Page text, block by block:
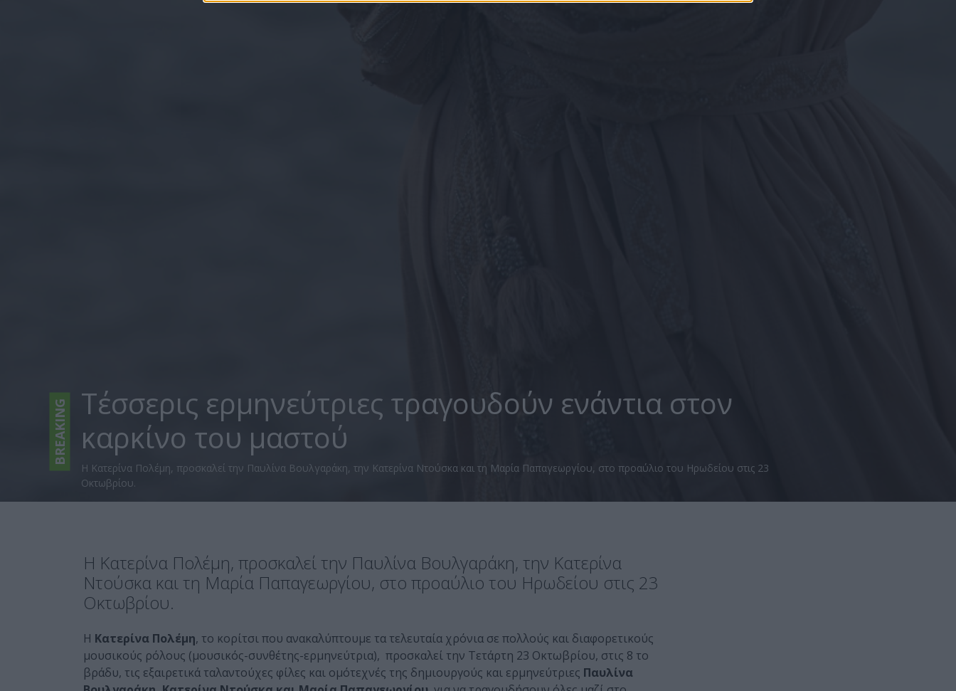
Τέσσερις ερμηνεύτριες τραγουδούν ενάντια στον
καρκίνο του μαστού
Η Κατερίνα Πολέμη, προσκαλεί την Παυλίνα Βουλγαράκη, την Κατερίνα Ντούσκα και τη Μαρία Παπαγεωργίου, στο προαύλιο του Ηρωδείου στις 23
Οκτωβρίου.
BREAKING
Η Κατερίνα Πολέμη, προσκαλεί την Παυλίνα Βουλγαράκη, την Κατερίνα
Ντούσκα και τη Μαρία Παπαγεωργίου, στο προαύλιο του Ηρωδείου στις 23
Οκτωβρίου.
Η Κατερίνα Πολέμη, το κορίτσι που ανακαλύπτουμε τα τελευταία χρόνια σε πολλούς και διαφορετικούς
μουσικούς ρόλους (μουσικός-συνθέτης-ερμηνεύτρια), προσκαλεί την Τετάρτη 23 Οκτωβρίου, στις 8 το
βράδυ, τις εξαιρετικά ταλαντούχες φίλες και ομότεχνές της δημιουργούς και ερμηνεύτριες Παυλίνα